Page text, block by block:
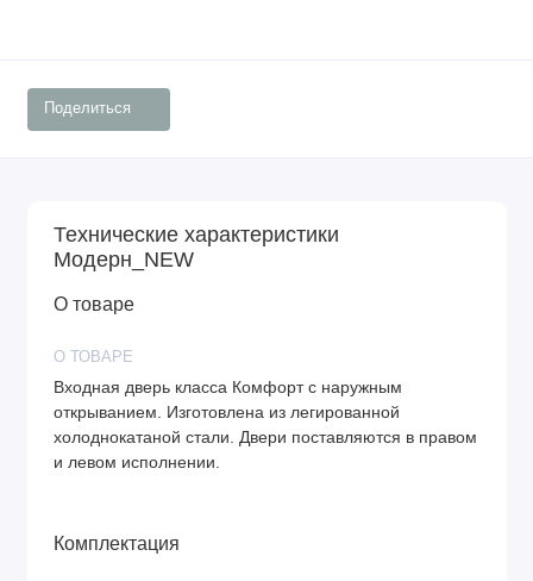
Поделиться
Технические характеристики
Модерн_NEW
О товаре
О ТОВАРЕ
Входная дверь класса Комфорт с наружным
открыванием. Изготовлена из легированной
холоднокатаной стали. Двери поставляются в правом
и левом исполнении.
Комплектация